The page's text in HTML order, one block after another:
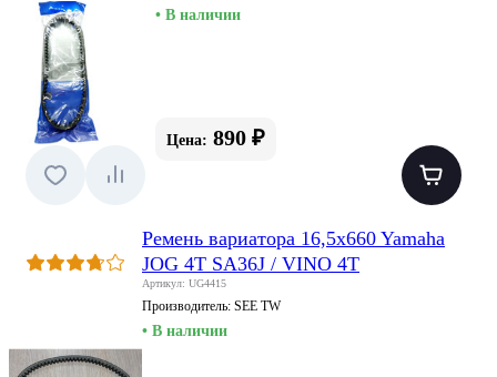
• В наличии
Цена: 890 ₽
Ремень вариатора 16,5x660 Yamaha
JOG 4T SA36J / VINO 4T
Артикул: UG4415
Производитель: SEE TW
• В наличии